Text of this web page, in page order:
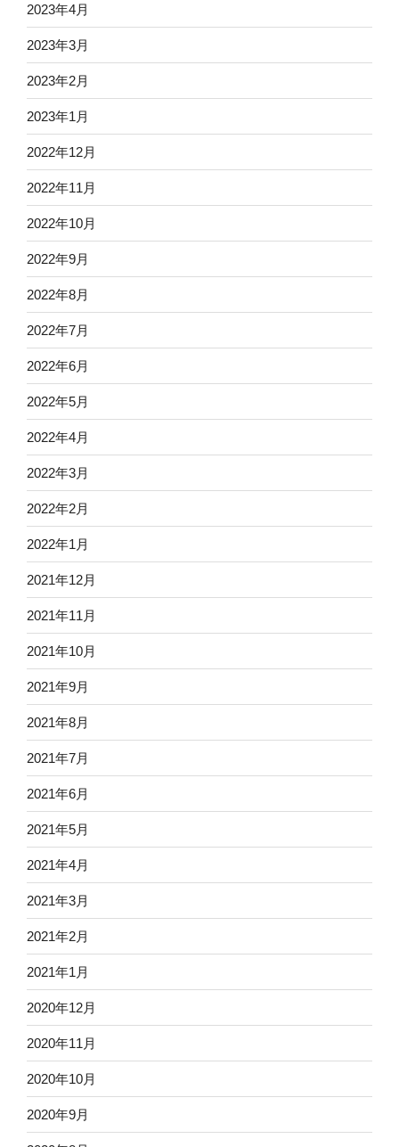
2023年4月
2023年3月
2023年2月
2023年1月
2022年12月
2022年11月
2022年10月
2022年9月
2022年8月
2022年7月
2022年6月
2022年5月
2022年4月
2022年3月
2022年2月
2022年1月
2021年12月
2021年11月
2021年10月
2021年9月
2021年8月
2021年7月
2021年6月
2021年5月
2021年4月
2021年3月
2021年2月
2021年1月
2020年12月
2020年11月
2020年10月
2020年9月